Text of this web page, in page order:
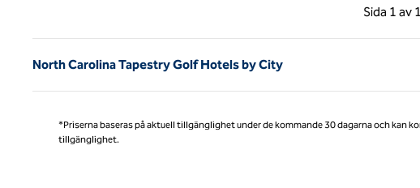
Sida
Föregående
Sida 1 av 1
North Carolina Tapestry Golf Hotels by City
*Priserna baseras på aktuell tillgänglighet under de kommande 30 dagarna och kan
tillgänglighet.